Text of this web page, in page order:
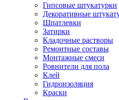
Гипсовые штукатурки
Декоративные
Шпатлевки
Затирки
Кладочные растворы
Ремонтные составы
Монтажные смеси
Ровнители для пола
Клей
Гидроизоляция
Краски